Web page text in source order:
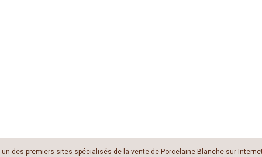
des premiers sites spécialisés de la vente de Porcelaine Blanche sur